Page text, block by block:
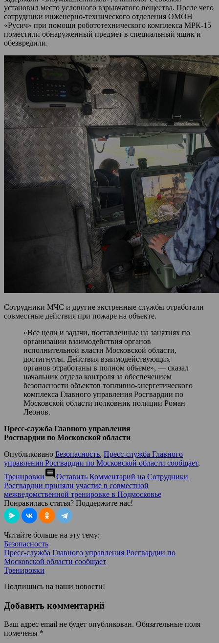
установил место условного взрывчатого вещества. После чего
сотрудники инженерно-технического отделения ОМОН
«Русич» при помощи робототехнического комплекса МРК-15
поместили обнаруженный предмет в специальный ящик и
обезвредили.
Сотрудники МЧС и другие экстренные службы отработали
совместные действия при пожаре на объекте.
«Все цели и задачи, поставленные на занятиях по
организации взаимодействия органов
исполнительной власти Московской области,
достигнуты. Действия взаимодействующих
органов отработаны в полном объеме», — сказал
начальник отдела контроля за обеспечением
безопасности объектов топливно-энергетического
комплекса Главного управления Росгвардии по
Московской области полковник полиции Роман
Леонов.
Пресс-служба Главного управления
Росгвардии по Московской области
Опубликовано Безопасность, Пресс-служба Главного
управления Росгвардии по Московской области сообщает,
Тренировкиcomment Оставить Комментарий на Сотрудники
Росгвардии приняли участие в совместной
межведомственной тренировке в Подмосковье
Понравилась статья? Поддержите нас!
Читайте больше на эту тему:
Безопасность
Пресс-служба Главного управления Росгвардии по
Московской области сообщает
Тренировки
Подпишись на наши новости!
Добавить комментарий
Ваш адрес email не будет опубликован. Обязательные поля
помечены *